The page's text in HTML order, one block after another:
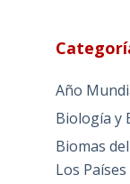
Año
Biología y
Biomas
Los Países